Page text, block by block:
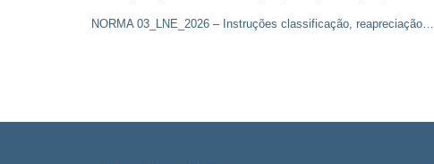
NORMA 03_LNE_2026 – Instruções classificação, reapreciação…